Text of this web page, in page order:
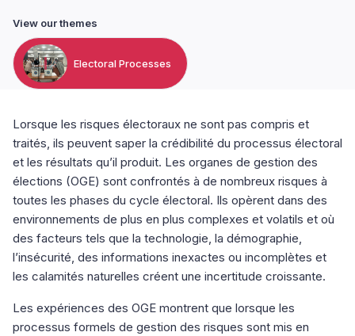
Lorsque les risques électoraux ne sont pas compris et
traités, ils peuvent saper la crédibilité du processus électoral
et les résultats qu’il produit. Les organes de gestion des
élections (OGE) sont confrontés à de nombreux risques à
toutes les phases du cycle électoral. Ils opèrent dans des
environnements de plus en plus complexes et volatils et où
des facteurs tels que la technologie, la démographie,
l’insécurité, des informations inexactes ou incomplètes et
les calamités naturelles créent une incertitude croissante.
Les expériences des OGE montrent que lorsque les
processus formels de gestion des risques sont mis en
View our themes
Electoral Processes